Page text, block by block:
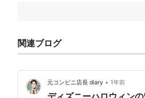
関連ブログ
元コンビニ店長 diary • 1年前